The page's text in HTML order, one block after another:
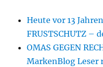
Heute vor 13
FRUSTSCHUTZ –
OMAS GEGEN
MarkenBlog